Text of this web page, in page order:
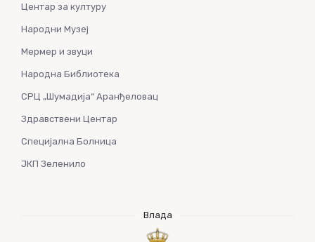
Центар за културу
Народни Музеј
Мермер и звуци
Народна Библиотека
СРЦ „Шумадија“ Аранђеловац
Здравствени Центар
Специјална Болница
ЈКП Зеленило
Влада